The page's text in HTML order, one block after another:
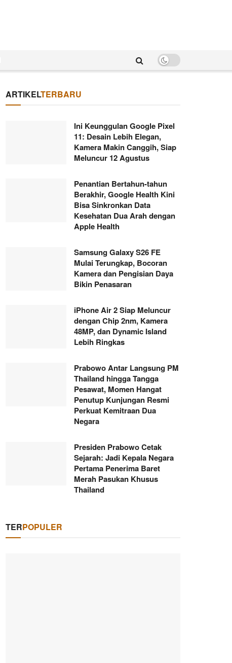
ARTIKELTERBARU
Ini Keunggulan Google Pixel
11: Desain Lebih Elegan,
Kamera Makin Canggih, Siap
Meluncur 12 Agustus
Penantian Bertahun-tahun
Berakhir, Google Health Kini
Bisa Sinkronkan Data
Kesehatan Dua Arah dengan
Apple Health
Samsung Galaxy S26 FE
Mulai Terungkap, Bocoran
Kamera dan Pengisian Daya
Bikin Penasaran
iPhone Air 2 Siap Meluncur
dengan Chip 2nm, Kamera
48MP, dan Dynamic Island
Lebih Ringkas
Prabowo Antar Langsung PM
Thailand hingga Tangga
Pesawat, Momen Hangat
Penutup Kunjungan Resmi
Perkuat Kemitraan Dua
Negara
Presiden Prabowo Cetak
Sejarah: Jadi Kepala Negara
Pertama Penerima Baret
Merah Pasukan Khusus
Thailand
TERPOPULER